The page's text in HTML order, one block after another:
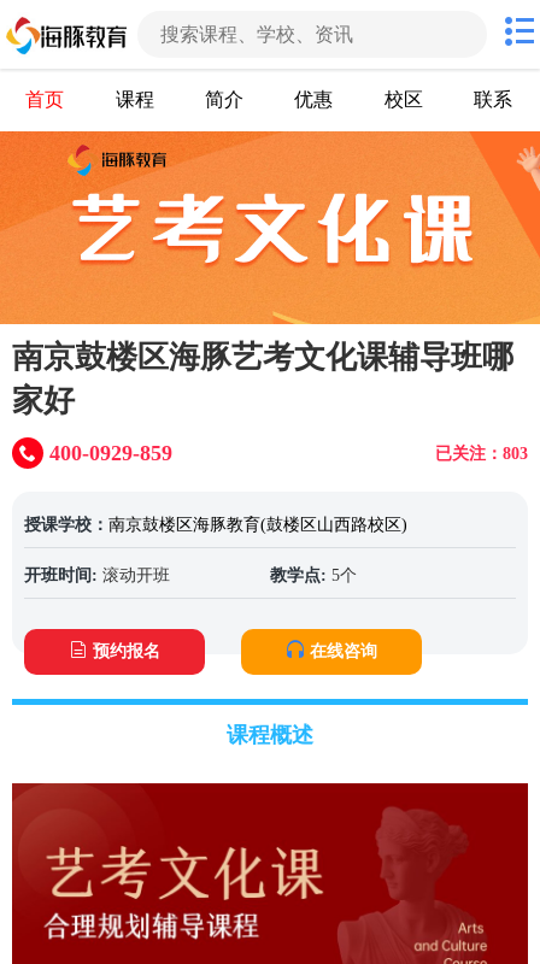
首页 课程 简介 优惠 校区 联系
南京鼓楼区海豚艺考文化课辅导班哪
家好
已关注：803
400-0929-859
授课学校： 南京鼓楼区海豚教育(鼓楼区山西路校区)
开班时间: 滚动开班 教学点: 5个
预约报名 在线咨询
课程概述